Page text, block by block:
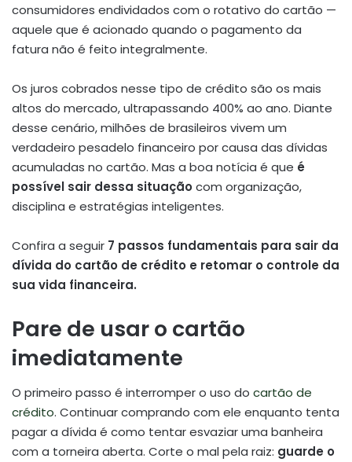
consumidores endividados com o rotativo do cartão —
aquele que é acionado quando o pagamento da
fatura não é feito integralmente.
Os juros cobrados nesse tipo de crédito são os mais
altos do mercado, ultrapassando 400% ao ano. Diante
desse cenário, milhões de brasileiros vivem um
verdadeiro pesadelo financeiro por causa das dívidas
acumuladas no cartão. Mas a boa notícia é que é
possível sair dessa situação com organização,
disciplina e estratégias inteligentes.
Confira a seguir 7 passos fundamentais para sair da
dívida do cartão de crédito e retomar o controle da
sua vida financeira.
Pare de usar o cartão
imediatamente
O primeiro passo é interromper o uso do cartão de
crédito. Continuar comprando com ele enquanto tenta
pagar a dívida é como tentar esvaziar uma banheira
com a torneira aberta. Corte o mal pela raiz: guarde o